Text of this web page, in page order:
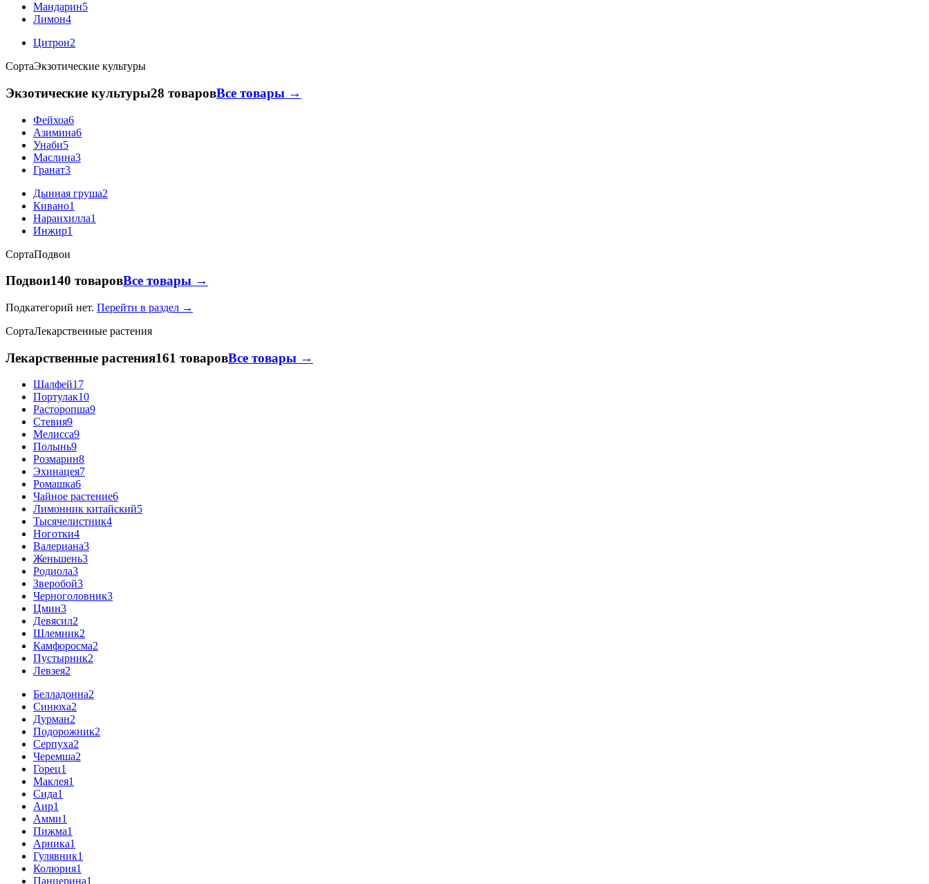
Мандарин5
Лимон4
Цитрон2
СортаЭкзотические культуры
Экзотические культуры28 товаровВсе товары →
Фейхоа6
Азимина6
Унаби5
Маслина3
Гранат3
Дынная груша2
Кивано1
Наранхилла1
Инжир1
СортаПодвои
Подвои140 товаровВсе товары →
Подкатегорий нет. Перейти в раздел →
СортаЛекарственные растения
Лекарственные растения161 товаровВсе товары →
Шалфей17
Портулак10
Расторопша9
Стевия9
Мелисса9
Полынь9
Розмарин8
Эхинацея7
Ромашка6
Чайное растение6
Лимонник китайский5
Тысячелистник4
Ноготки4
Валериана3
Женьшень3
Родиола3
Зверобой3
Черноголовник3
Цмин3
Девясил2
Шлемник2
Камфоросма2
Пустырник2
Левзея2
Белладонна2
Синюха2
Дурман2
Подорожник2
Серпуха2
Черемша2
Горец1
Маклея1
Сида1
Аир1
Амми1
Пижма1
Арника1
Гулявник1
Колюрия1
Панцерина1